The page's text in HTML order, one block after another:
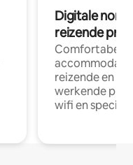
Digitale
reizende
Comfortabele
reizende en
werkende
wifi en